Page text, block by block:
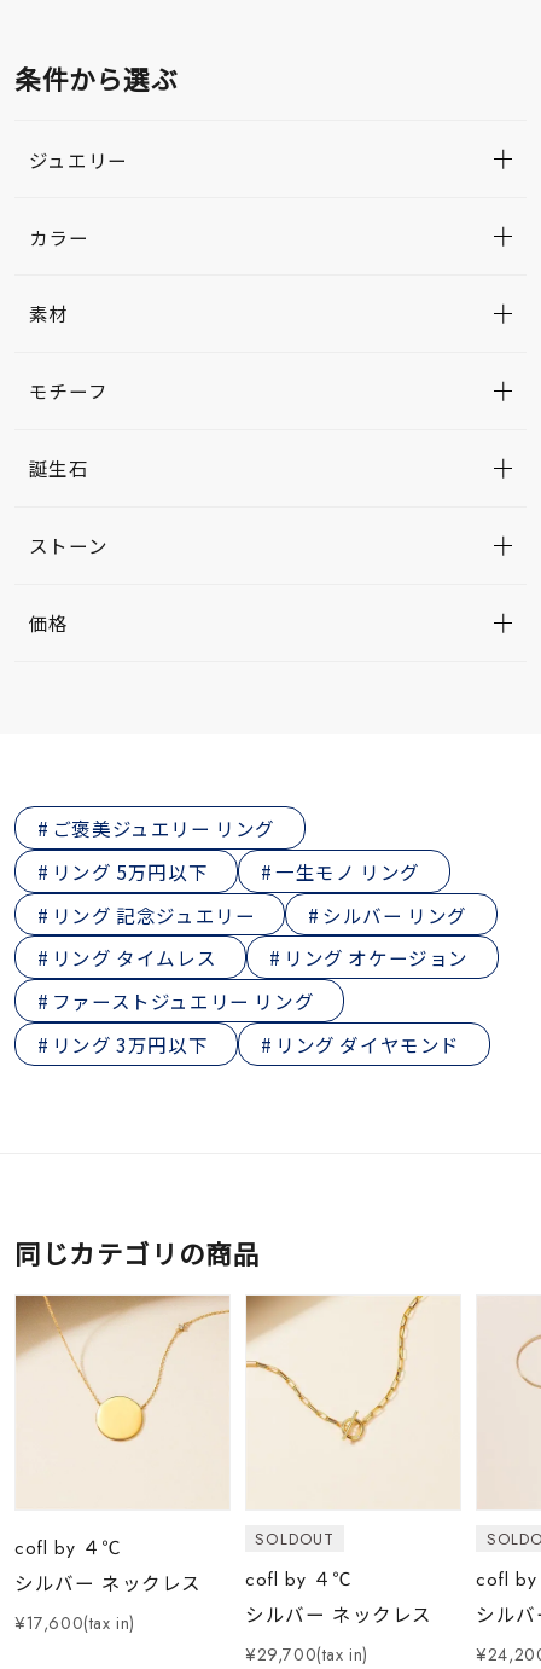
条件から選ぶ
ジュエリー
カラー
素材
モチーフ
誕生石
ストーン
価格
ご褒美ジュエリー リング
リング 5万円以下
一生モノ リング
リング 記念ジュエリー
シルバー リング
リング タイムレス
リング オケージョン
ファーストジュエリー リング
リング 3万円以下
リング ダイヤモンド
同じカテゴリの商品
cofl by ４℃
シルバー ネックレス
¥17,600(tax in)
SOLDOUT
cofl by ４℃
シルバー ネックレス
¥29,700(tax in)
cofl
シル